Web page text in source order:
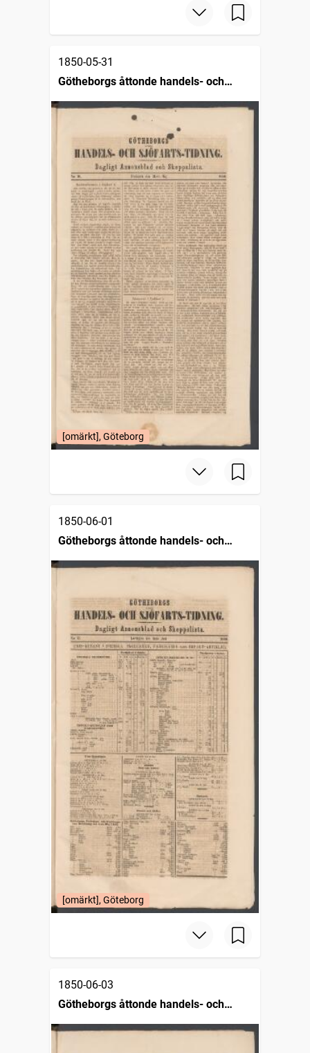
1850-05-31
Götheborgs åttonde handels- och
sjöfartstidning, dagligt annonsblad och
[omärkt], Göteborg
1850-06-01
Götheborgs åttonde handels- och
sjöfartstidning, dagligt annonsblad och
skeppslista
[omärkt], Göteborg
1850-06-03
Götheborgs åttonde handels- och
sjöfartstidning, dagligt annonsblad och